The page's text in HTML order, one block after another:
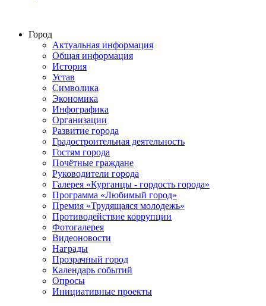
Город
Актуальная информация
Общая информация
История
Устав
Символика
Экономика
Инфографика
Организации
Развитие города
Градостроительная деятельность
Гостям города
Почётные граждане
Руководители города
Галерея «Курганцы - гордость города»
Программа «Любимый город»
Премия «Трудящаяся молодежь»
Противодействие коррупции
Фотогалерея
Видеоновости
Награды
Прозрачный город
Календарь событий
Опросы
Инициативные проекты